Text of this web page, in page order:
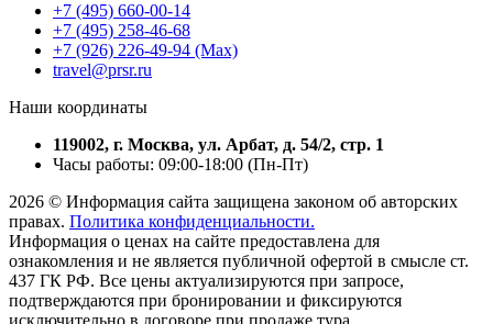
+7 (495) 660-00-14
+7 (495) 258-46-68
+7 (926) 226-49-94 (Max)
travel@prsr.ru
Наши координаты
119002, г. Москва, ул. Арбат, д. 54/2, стр. 1
Часы работы: 09:00-18:00 (Пн-Пт)
2026 © Информация сайта защищена законом об авторских
правах. Политика конфиденциальности.
Информация о ценах на сайте предоставлена для
ознакомления и не является публичной офертой в смысле ст.
437 ГК РФ. Все цены актуализируются при запросе,
подтверждаются при бронировании и фиксируются